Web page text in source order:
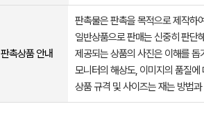
판촉상품 안내
판촉물은 판촉을 목적으로 제작하
일반상품으로 판매는 신중히 판단
제공되는 상품의 사진은 이해를
모니터의 해상도, 이미지의 품질
상품 규격 및 사이즈는 재는 방법